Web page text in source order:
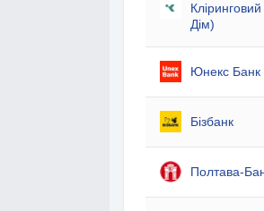
Кліринговий
Дім)
Юнекс Банк
Бізбанк
Полтава-